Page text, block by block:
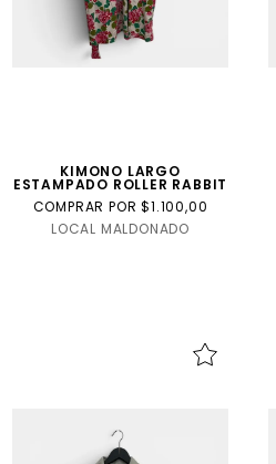
KIMONO LARGO
ESTAMPADO ROLLER RABBIT
COMPRAR POR $1.100,00
LOCAL MALDONADO